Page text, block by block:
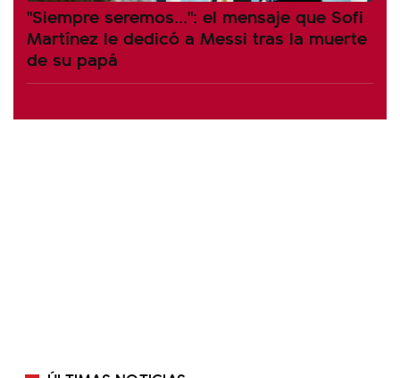
"Siempre seremos...": el mensaje que Sofi
Martínez le dedicó a Messi tras la muerte
de su papá